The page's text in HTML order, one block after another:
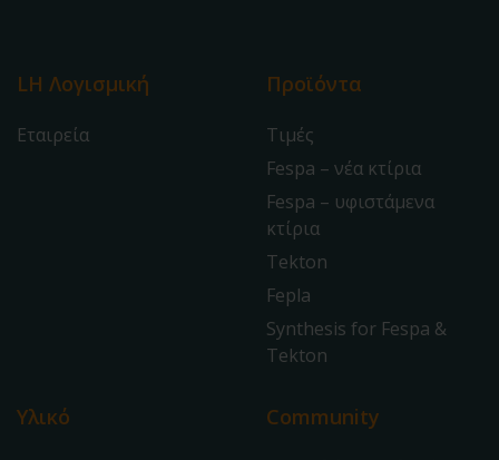
LH Λογισμική
Εταιρεία
Προϊόντα
Τιμές
Fespa – νέα κτίρια
Fespa – υφιστάμενα
κτίρια
Tekton
Fepla
Synthesis for Fespa &
Tekton
Υλικό Community